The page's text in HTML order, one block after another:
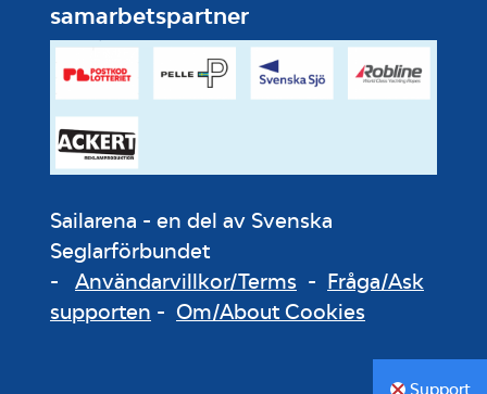
samarbetspartner
Sailarena - en del av Svenska
Seglarförbundet
- Användarvillkor/Terms - Fråga/Ask
supporten - Om/About Cookies
Support